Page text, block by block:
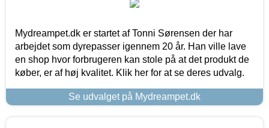
Mydreampet.dk er startet af Tonni Sørensen der har
arbejdet som dyrepasser igennem 20 år. Han ville lave
en shop hvor forbrugeren kan stole på at det produkt de
køber, er af høj kvalitet. Klik her for at se deres udvalg.
Se udvalget på Mydreampet.dk